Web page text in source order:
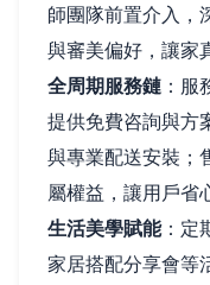
師團隊前置介入，
與審美偏好，讓家
全周期服務鏈 ：
提供免費咨詢與方
與專業配送安裝；
屬權益，讓用戶省
生活美學賦能：定
家居搭配分享會等